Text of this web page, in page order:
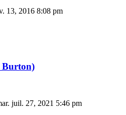
13, 2016 8:08 pm
Burton)
juil. 27, 2021 5:46 pm